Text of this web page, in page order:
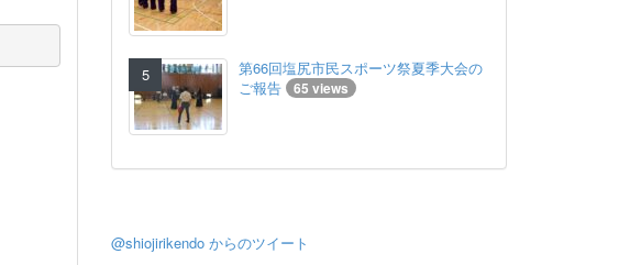
第66回塩尻市民スポーツ祭夏季大会の
ご報告
65 views
@shiojirikendo からのツイート